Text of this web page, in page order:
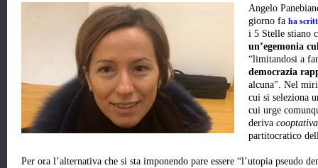
Angelo
giorno fa ha
i 5 Stelle stiano
un’egemonia
“limitandosi a
democrazia
alcuna". Nel
cui si seleziona
cui urge
deriva cooptativa
partitocratico
Per ora l’alternativa che si sta imponendo pare essere “l’utopia pseudo